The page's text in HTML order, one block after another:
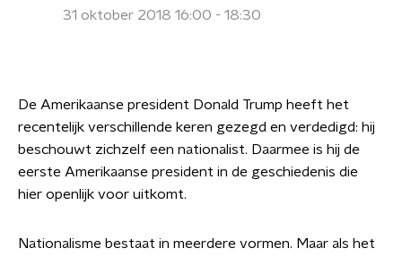
31 oktober 2018 16:00 - 18:30
De Amerikaanse president Donald Trump heeft het
recentelijk verschillende keren gezegd en verdedigd: hij
beschouwt zichzelf een nationalist. Daarmee is hij de
eerste Amerikaanse president in de geschiedenis die
hier openlijk voor uitkomt.
Nationalisme bestaat in meerdere vormen. Maar als het